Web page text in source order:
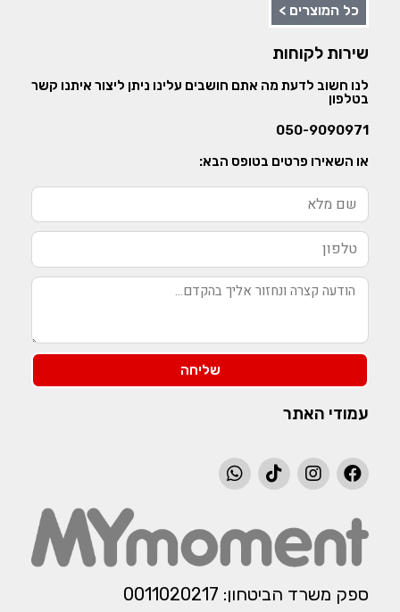
כל המוצרים >
שירות לקוחות
לנו חשוב לדעת מה אתם חושבים עלינו ניתן ליצור איתנו קשר
בטלפון
050-9090971
או השאירו פרטים בטופס הבא:
שליחה
עמודי האתר
ספק משרד הביטחון: 0011020217​​